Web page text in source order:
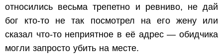
относились весьма трепетно и ревниво, не дай
бог кто-то не так посмотрел на его жену или
сказал что-то неприятное в её адрес — обидчика
могли запросто убить на месте.